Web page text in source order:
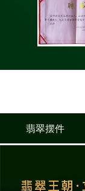
翡翠摆件